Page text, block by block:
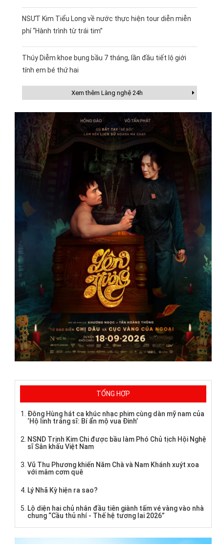
NSƯT Kim Tiểu Long về nước thực hiện tour diễn miễn
phí “Hành trình từ trái tim”
Thúy Diễm khoe bụng bầu 7 tháng, lần đầu tiết lộ giới
tính em bé thứ hai
Xem thêm Làng nghệ 24h
TỔNG HỢP
Đông Hùng hát ca khúc nhạc phim cùng dàn mỹ nam của
‘Hộ linh tráng sĩ: Bí ẩn mộ vua Đinh’
NSND Trịnh Kim Chi được bầu làm Phó Chủ tịch Hội Nghệ
sĩ Sân khấu Việt Nam
Vũ Thu Phương khiến Năm Chà và Nam Khánh xuýt xoa
với mâm cơm quê
Lý Nhã Kỳ hiện ra sao?
Lộ diện hai chủ nhân đầu tiên giành tấm vé vàng vào nhà
chung “Cầu thủ nhí - Thế hệ tương lai 2026”